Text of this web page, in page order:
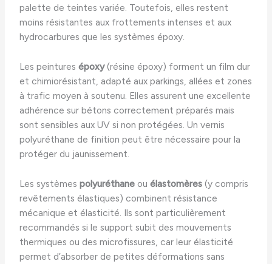
palette de teintes variée. Toutefois, elles restent
moins résistantes aux frottements intenses et aux
hydrocarbures que les systèmes époxy.
Les peinturesépoxy(résine époxy) forment un film dur
et chimiorésistant, adapté aux parkings, allées et zones
à trafic moyen à soutenu. Elles assurent une excellente
adhérence sur bétons correctement préparés mais
sont sensibles aux UV si non protégées. Un vernis
polyuréthane de finition peut être nécessaire pour la
protéger du jaunissement.
Les systèmespolyuréthane ouélastomères (y compris
revêtements élastiques) combinent résistance
mécanique et élasticité. Ils sont particulièrement
recommandés si le support subit des mouvements
thermiques ou des microfissures, car leur élasticité
permet d’absorber de petites déformations sans